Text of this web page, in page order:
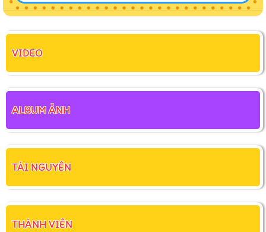
VIDEO
ALBUM ẢNH
TÀI NGUYÊN
THÀNH VIÊN